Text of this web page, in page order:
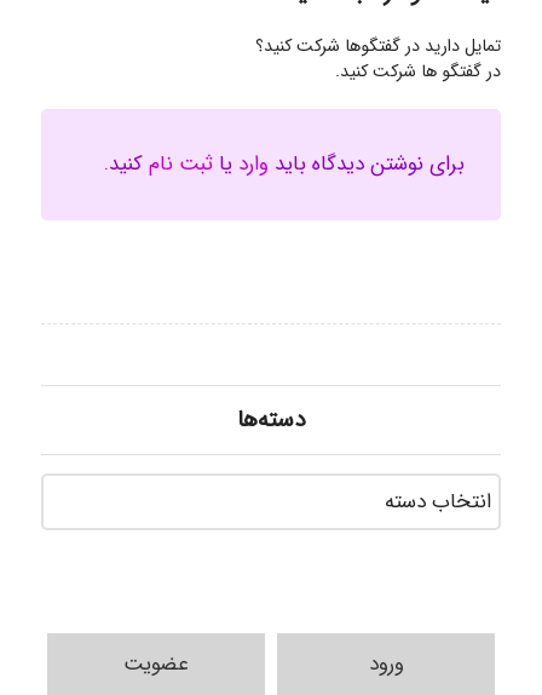
تمایل دارید در گفتگوها شرکت کنید؟
در گفتگو ها شرکت کنید.
برای نوشتن دیدگاه باید وارد یا ثبت نامکنید.
دسته‌ها
ورود عضویت